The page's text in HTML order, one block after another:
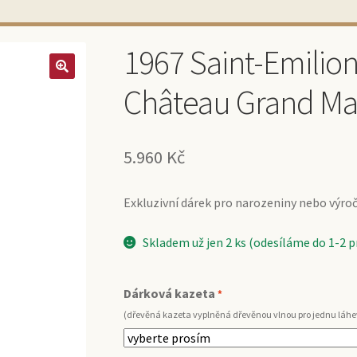
1967 Saint-
Château Grand
5.960 Kč
Exkluzivní dárek pro narozeniny nebo
Skladem už jen 2 ks (odesíláme do 1-2
Dárková kazeta *
(dřevěná kazeta vyplněná dřevěnou vlnou pro jednu